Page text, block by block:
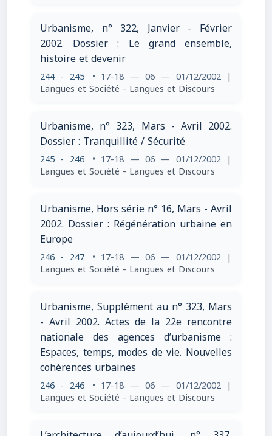
Urbanisme, n° 322, Janvier - Février
2002. Dossier : Le grand ensemble,
histoire et devenir
244 - 245 • 17-18 — 06 — 01/12/2002 |
Langues et Société - Langues et Discours
Urbanisme, n° 323, Mars - Avril 2002.
Dossier : Tranquillité / Sécurité
245 - 246 • 17-18 — 06 — 01/12/2002 |
Langues et Société - Langues et Discours
Urbanisme, Hors série n° 16, Mars - Avril
2002. Dossier : Régénération urbaine en
Europe
246 - 247 • 17-18 — 06 — 01/12/2002 |
Langues et Société - Langues et Discours
Urbanisme, Supplément au n° 323, Mars
- Avril 2002. Actes de la 22e rencontre
nationale des agences d’urbanisme :
Espaces, temps, modes de vie. Nouvelles
cohérences urbaines
246 - 246 • 17-18 — 06 — 01/12/2002 |
Langues et Société - Langues et Discours